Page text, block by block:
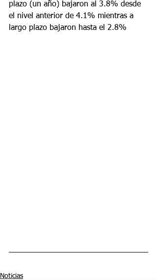
plazo (un año) bajaron al 3.8% desde
el nivel anterior de 4.1% mientras a
largo plazo bajaron hasta el 2.8%
Noticias